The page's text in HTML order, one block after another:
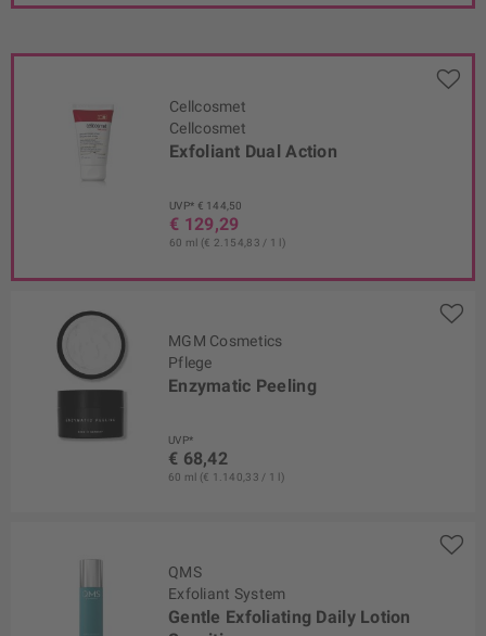
Cellcosmet
Cellcosmet
Exfoliant Dual Action
UVP* € 144,50
€ 129,29
60 ml (€ 2.154,83 / 1 l)
MGM Cosmetics
Pflege
Enzymatic Peeling
UVP*
€ 68,42
60 ml (€ 1.140,33 / 1 l)
QMS
Exfoliant System
Gentle Exfoliating Daily Lotion